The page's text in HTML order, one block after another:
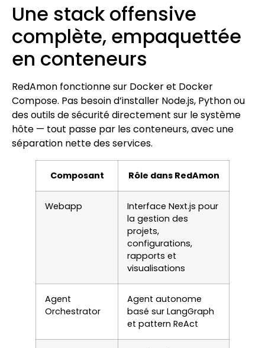
Une stack offensive
complète, empaquettée
en conteneurs
RedAmon fonctionne sur Docker et Docker
Compose. Pas besoin d’installer Node.js, Python ou
des outils de sécurité directement sur le système
hôte — tout passe par les conteneurs, avec une
séparation nette des services.
Composant Rôle dans RedAmon
Webapp
Interface Next.js pour
la gestion des
projets,
configurations,
rapports et
visualisations
Agent
Orchestrator
Agent autonome
basé sur LangGraph
et pattern ReAct